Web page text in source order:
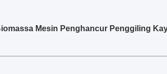
Mesin Penghancur Penggiling